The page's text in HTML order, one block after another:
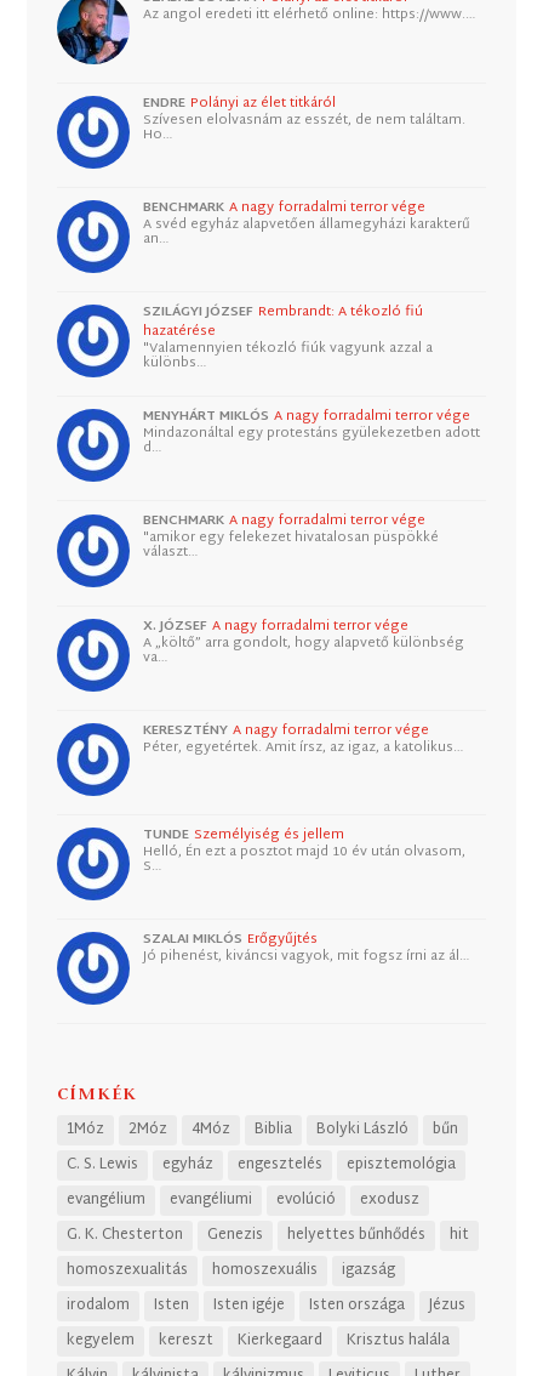
Az angol eredeti itt elérhető online: https://www.…
ENDRE Polányi az élet titkáról
Szívesen elolvasnám az esszét, de nem találtam.
Ho…
BENCHMARK A nagy forradalmi terror vége
A svéd egyház alapvetően államegyházi karakterű
an…
SZILÁGYI JÓZSEF Rembrandt: A tékozló fiú
hazatérése
"Valamennyien tékozló fiúk vagyunk azzal a
különbs…
MENYHÁRT MIKLÓS A nagy forradalmi terror vége
Mindazonáltal egy protestáns gyülekezetben adott
d…
BENCHMARK A nagy forradalmi terror vége
"amikor egy felekezet hivatalosan püspökké
választ…
X. JÓZSEF A nagy forradalmi terror vége
A „költő” arra gondolt, hogy alapvető különbség
va…
KERESZTÉNY A nagy forradalmi terror vége
Péter, egyetértek. Amit írsz, az igaz, a katolikus…
TUNDE Személyiség és jellem
Helló, Én ezt a posztot majd 10 év után olvasom,
S…
SZALAI MIKLÓS Erőgyűjtés
Jó pihenést, kiváncsi vagyok, mit fogsz írni az ál…
CÍMKÉK
1Móz 2Móz 4Móz Biblia Bolyki László
bűn
C. S. Lewis
egyház engesztelés
episztemológia
evangélium
evangéliumi evolúció
exodusz
G. K. Chesterton
Genezis helyettes bűnhődés
hit
homoszexualitás
homoszexuális
igazság
irodalom
Isten Isten igéje Isten országa
Jézus
kegyelem
kereszt Kierkegaard
Krisztus halála